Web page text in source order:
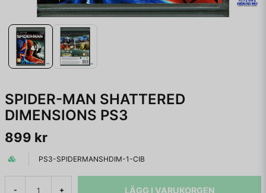
SPIDER-MAN SHATTERED
DIMENSIONS PS3
899 kr
PS3-SPIDERMANSHDIM-1-CIB
- + LÄGG I VARUKORGEN